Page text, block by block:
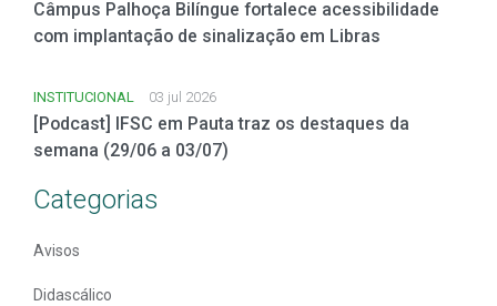
Câmpus Palhoça Bilíngue fortalece acessibilidade
com implantação de sinalização em Libras
INSTITUCIONAL 03 jul 2026
[Podcast] IFSC em Pauta traz os destaques da
semana (29/06 a 03/07)
Categorias
Avisos
Didascálico